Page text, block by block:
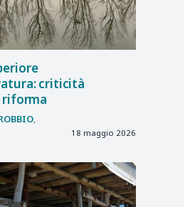
criticità
riforma
18 maggio 2026